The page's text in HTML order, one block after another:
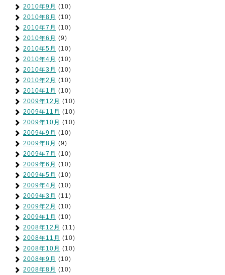
2010年9月 (10)
2010年8月 (10)
2010年7月 (10)
2010年6月 (9)
2010年5月 (10)
2010年4月 (10)
2010年3月 (10)
2010年2月 (10)
2010年1月 (10)
2009年12月 (10)
2009年11月 (10)
2009年10月 (10)
2009年9月 (10)
2009年8月 (9)
2009年7月 (10)
2009年6月 (10)
2009年5月 (10)
2009年4月 (10)
2009年3月 (11)
2009年2月 (10)
2009年1月 (10)
2008年12月 (11)
2008年11月 (10)
2008年10月 (10)
2008年9月 (10)
2008年8月 (10)